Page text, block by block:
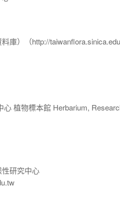
庫）（http://
植物標本館 Herbarium,
研究中心